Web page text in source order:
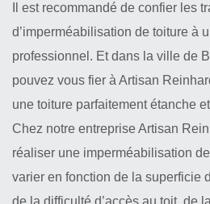
Il est recommandé de confier les
d’imperméabilisation de toiture à
professionnel. Et dans la ville de
pouvez vous fier à Artisan
une toiture parfaitement étanche
Chez notre entreprise Artisan
réaliser une imperméabilisation
varier en fonction de la superficie
de la difficulté d’accès au toit, de